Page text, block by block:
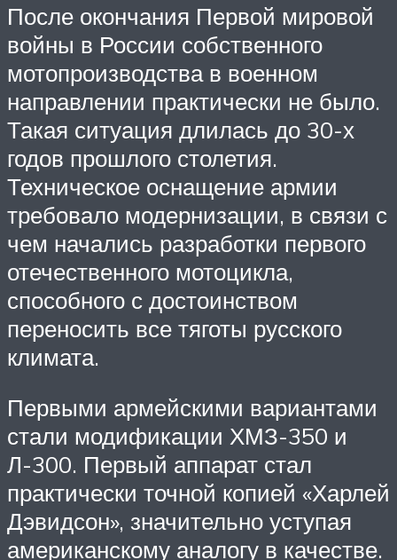
После окончания Первой мировой
войны в России собственного
мотопроизводства в военном
направлении практически не было.
Такая ситуация длилась до 30-х
годов прошлого столетия.
Техническое оснащение армии
требовало модернизации, в связи с
чем начались разработки первого
отечественного мотоцикла,
способного с достоинством
переносить все тяготы русского
климата.
Первыми армейскими вариантами
стали модификации ХМЗ-350 и
Л-300. Первый аппарат стал
практически точной копией «Харлей
Дэвидсон», значительно уступая
американскому аналогу в качестве.